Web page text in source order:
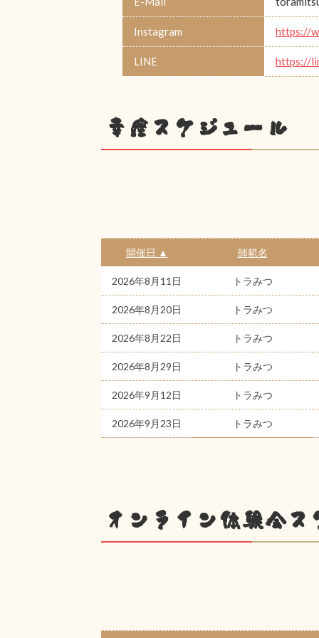
Instagram https://
LINE https://
幸座スケジュール
開催日 ▲ 師範名
2026年8月11日 トラみつ
2026年8月20日 トラみつ
2026年8月22日 トラみつ
2026年8月29日 トラみつ
2026年9月12日 トラみつ
2026年9月23日 トラみつ
オンライン体験会ス